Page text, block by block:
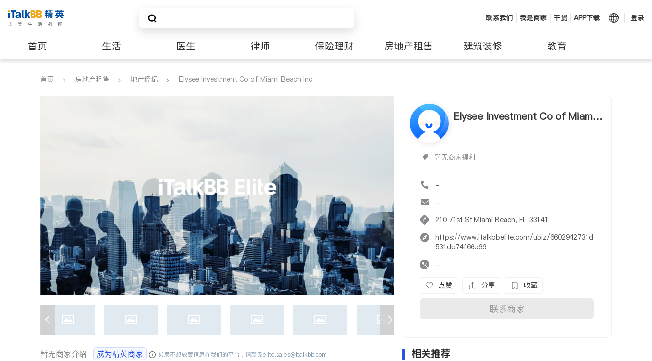
联系我们 我是商家 干货 APP下载 登录
首页 生活 医生 律师 保险理财 房地产租售 建筑装修 教育
养老 非盈利组织
首页 房地产租售 地产经纪 Elysee Investment Co of Miami Beach Inc
Elysee Investment Co of Miami
暂无商家福利
-
-
210 71st St Miami Beach, FL 33141
https://www.italkbbelite.com/ubiz/6602942731d
531db74f66e66
-
点赞 分享 收藏
联系商家
暂无商家介绍 成为精英商家 如果不想放置信息在我们的平台，请联系elite.sales@italkbb.com 相关推荐